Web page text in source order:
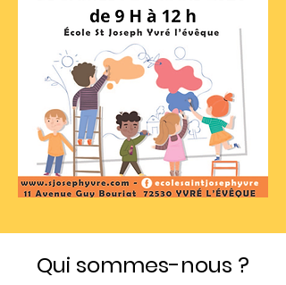
Qui sommes-nous ?